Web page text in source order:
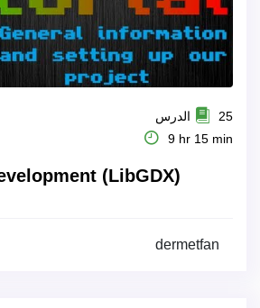
25 الدرس
9 hr 15 min
(LibGDX)
dermetfan